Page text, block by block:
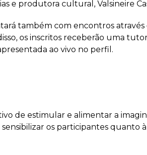
e produtora cultural, Valsineire
também com encontros através
os inscritos receberão uma
ao vivo no perfil.
de estimular e alimentar a
os participantes quanto